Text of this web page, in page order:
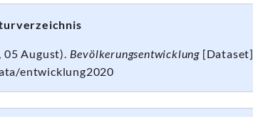
05 August). Bevölkerungsentwicklung
entwicklung2020